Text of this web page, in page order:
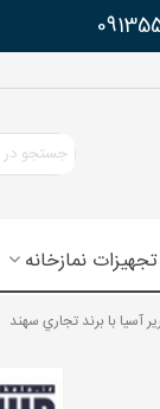
تجهیزات نمازخانه
آسيا با برند تجاري سهند